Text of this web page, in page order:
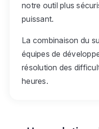
notre outil plus
puissant.
La combinaison du
équipes de
résolution des
heures.